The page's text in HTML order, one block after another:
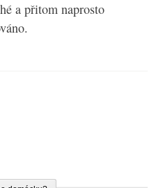
a přitom naprosto